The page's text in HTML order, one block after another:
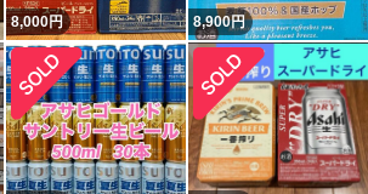
8,000円 8,900円